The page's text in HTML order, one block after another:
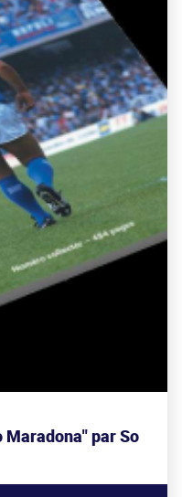
par So